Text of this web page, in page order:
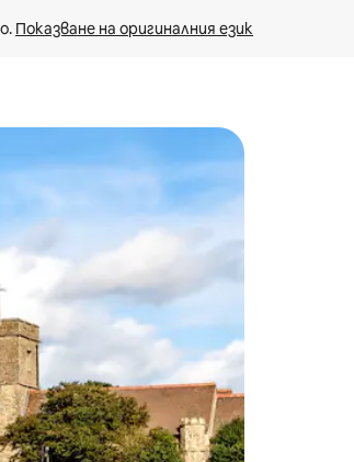
Показване на оригиналния език